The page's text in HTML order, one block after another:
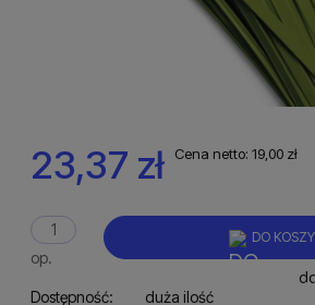
23,37 zł Cena netto: 19,00 zł
op.
DO
Dostępność:
duża ilość